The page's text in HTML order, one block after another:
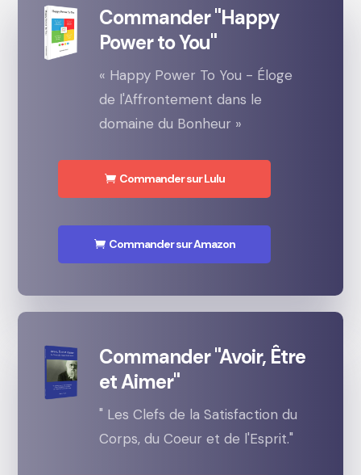
Commander "Happy
Power to You"
« Happy Power To You - Éloge
de l'Affrontement dans le
domaine du Bonheur »
Commander sur Lulu
Commander sur Amazon
Commander "Avoir, Être
et Aimer"
" Les Clefs de la Satisfaction du
Corps, du Coeur et de l'Esprit."